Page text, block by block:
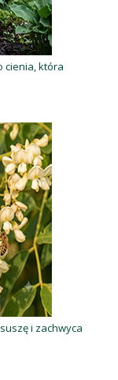
cienia, która
i zachwyca